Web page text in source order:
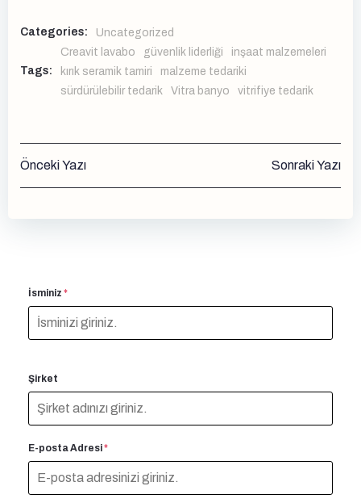
Categories: Uncategorized
Tags:
Creavit lavabo güvenlik liderliği
inşaat malzemeleri
kırık seramik tamiri
malzeme tedariki
sürdürülebilir tedarik
Vitra banyo vitrifiye tedarik
Yazı
gezinmesi
Önceki Yazı
gezinmesi
Sonraki Yazı
İsminiz *
Şirket
E-posta Adresi*